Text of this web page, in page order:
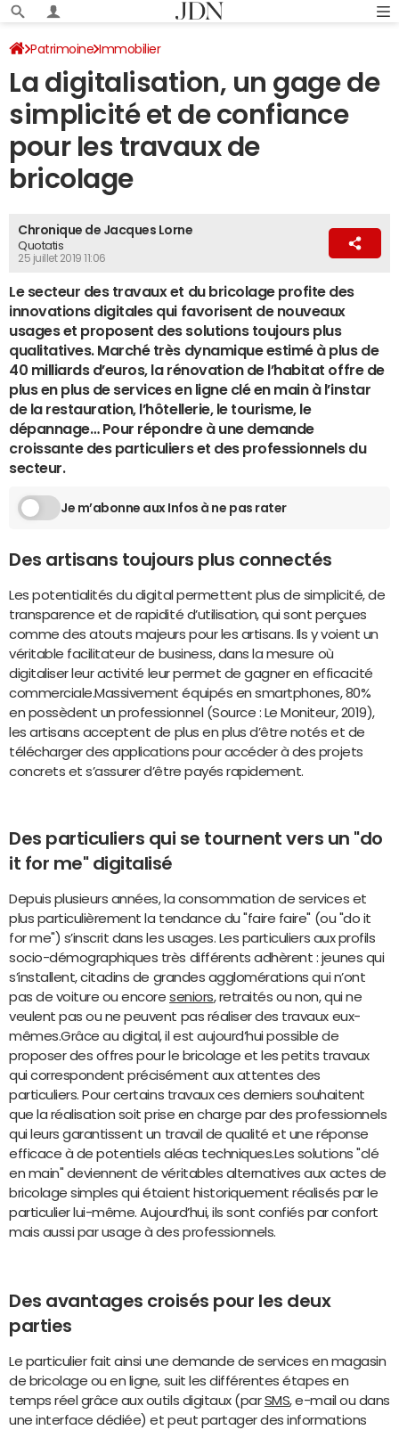
Patrimoine Immobilier
La digitalisation, un gage de
simplicité et de confiance
pour les travaux de
bricolage
Chronique de Jacques Lorne
Quotatis
25 juillet 2019 11:06
Le secteur des travaux et du bricolage profite des
innovations digitales qui favorisent de nouveaux
usages et proposent des solutions toujours plus
qualitatives. Marché très dynamique estimé à plus de
40 milliards d’euros, la rénovation de l’habitat offre de
plus en plus de services en ligne clé en main à l’instar
de la restauration, l’hôtellerie, le tourisme, le
dépannage… Pour répondre à une demande
croissante des particuliers et des professionnels du
secteur.
Je m’abonne aux Infos à ne pas rater
Des artisans toujours plus connectés
Les potentialités du digital permettent plus de simplicité, de
transparence et de rapidité d’utilisation, qui sont perçues
comme des atouts majeurs pour les artisans. Ils y voient un
véritable facilitateur de business, dans la mesure où
digitaliser leur activité leur permet de gagner en efficacité
commerciale.Massivement équipés en smartphones, 80%
en possèdent un professionnel (Source : Le Moniteur, 2019),
les artisans acceptent de plus en plus d’être notés et de
télécharger des applications pour accéder à des projets
concrets et s’assurer d’être payés rapidement.
Des particuliers qui se tournent vers un "do
it for me" digitalisé
Depuis plusieurs années, la consommation de services et
plus particulièrement la tendance du "faire faire" (ou "do it
for me") s’inscrit dans les usages. Les particuliers aux profils
socio-démographiques très différents adhèrent : jeunes qui
s’installent, citadins de grandes agglomérations qui n’ont
pas de voiture ou encoreseniors, retraités ou non, qui ne
veulent pas ou ne peuvent pas réaliser des travaux eux-
mêmes.Grâce au digital, il est aujourd’hui possible de
proposer des offres pour le bricolage et les petits travaux
qui correspondent précisément aux attentes des
particuliers. Pour certains travaux ces derniers souhaitent
que la réalisation soit prise en charge par des professionnels
qui leurs garantissent un travail de qualité et une réponse
efficace à de potentiels aléas techniques.Les solutions "clé
en main" deviennent de véritables alternatives aux actes de
bricolage simples qui étaient historiquement réalisés par le
particulier lui-même. Aujourd’hui, ils sont confiés par confort
mais aussi par usage à des professionnels.
Des avantages croisés pour les deux
parties
Le particulier fait ainsi une demande de services en magasin
de bricolage ou en ligne, suit les différentes étapes en
temps réel grâce aux outils digitaux (par SMS, e-mail ou dans
une interface dédiée) et peut partager des informations